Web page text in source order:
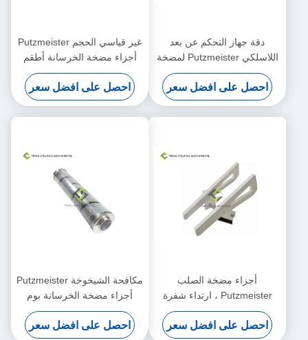
دقة جهاز التحكم عن بعد
اللاسلكي Putzmeister لمضخة
الخرسانة
احصل على افضل سعر
غير قياسي الحجم Putzmeister
أجزاء مضخة الخرسانة أطقم
التعبئة اسطوانة مطاطية
احصل على افضل سعر
أجزاء مضخة الصلب
Putzmeister ، ارتداء شفرة
خلط الخرسانة المقاومة
احصل على افضل سعر
مكافحة الشيخوخة Putzmeister
أجزاء مضخة الخرسانة بوم
النفط عنصر تصفية هيدروليكي
احصل على افضل سعر